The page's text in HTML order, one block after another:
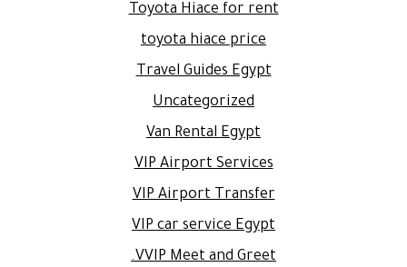
Toyota Hiace for rent
toyota hiace price
Travel Guides Egypt
Uncategorized
Van Rental Egypt
VIP Airport Services
VIP Airport Transfer
VIP car service Egypt
VVIP Meet and Greet.